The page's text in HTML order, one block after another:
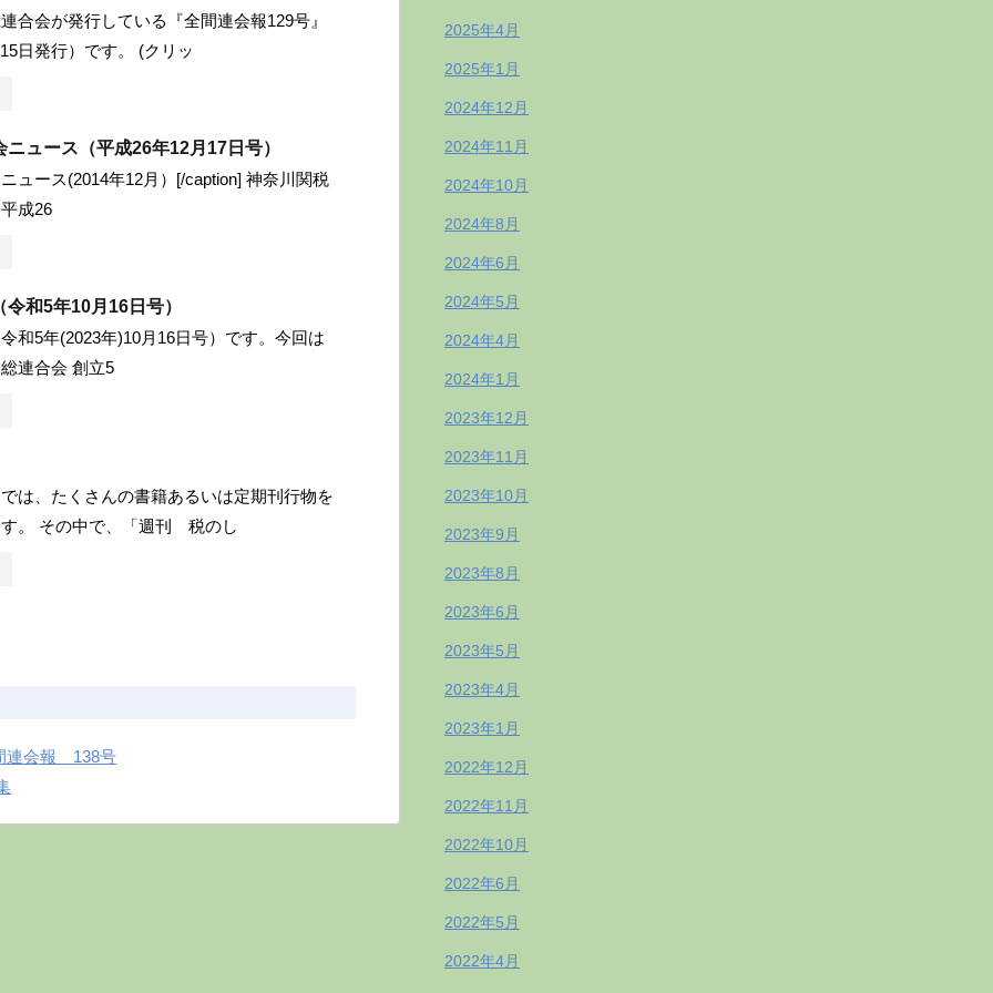
合会が発行している『全間連会報129号』
日発行）です。 (クリッ
ニュース（平成26年12月17日号）
ュース(2014年12月）[/caption] 神奈川関税
成26
和5年10月16日号）
和5年(2023年)10月16日号）です。今回は
連合会 創立5
は、たくさんの書籍あるいは定期刊行物を
。 その中で、「週刊 税のし
連会報 138号
2025年4月
2025年1月
2024年12月
2024年11月
2024年10月
2024年8月
2024年6月
2024年5月
2024年4月
2024年1月
2023年12月
2023年11月
2023年10月
2023年9月
2023年8月
2023年6月
2023年5月
2023年4月
2023年1月
2022年12月
2022年11月
2022年10月
2022年6月
2022年5月
2022年4月